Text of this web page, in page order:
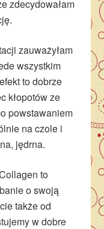
zdecydowałam
zauważyłam
wszystkim
to dobrze
kłopotów ze
powstawaniem
na czole i
jędrna.
to
o swoją
także od
w dobre